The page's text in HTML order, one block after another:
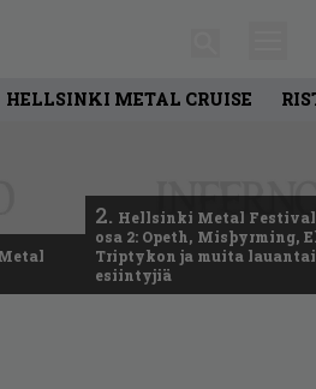
HELLSINKI METAL CRUISE
2. Hellsinki Metal
osa 2: Opeth, Misþyrming,
Triptykon ja muita
esiintyjiä